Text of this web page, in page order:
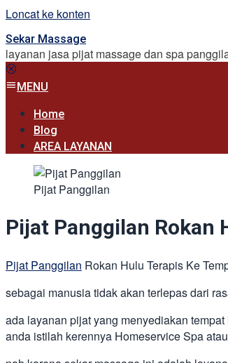
Loncat ke konten
Sekar Massage
layanan jasa pijat massage dan spa
MENU
Home
Blog
AREA LAYANAN
Pijat Panggilan
Pijat Panggilan Rokan
Pijat Panggilan Rokan Hulu Terapis Ke
sebagai manusia tidak akan terlepas dari
ada layanan pijat yang menyediakan
anda istilah kerennya Homeservice Spa